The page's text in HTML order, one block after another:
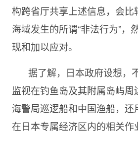
构跨省厅共享上述信息，会比
海域发生的所谓“非法行为”，
现和加以应对。
据了解，日本政府设想，
监视在钓鱼岛及其附属岛屿
海警局巡逻船和中国渔船，
在日本专属经济区内的相关